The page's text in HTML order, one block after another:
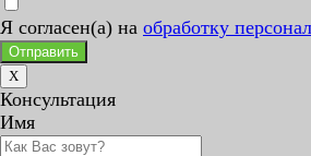
Я согласен(а) на обработку
Отправить
X
Консультация
Имя